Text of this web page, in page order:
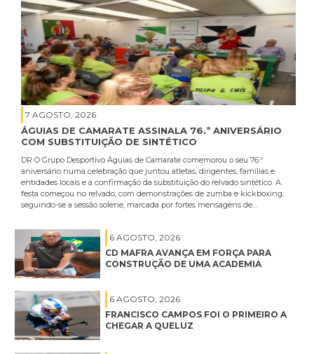
7 AGOSTO, 2026
ÁGUIAS DE CAMARATE ASSINALA 76.ª ANIVERSÁRIO
COM SUBSTITUIÇÃO DE SINTÉTICO
DR O Grupo Desportivo Águias de Camarate comemorou o seu 76.º
aniversário numa celebração que juntou atletas, dirigentes, famílias e
entidades locais e a confirmação da substituição do relvado sintético. A
festa começou no relvado, com demonstrações de zumba e kickboxing,
seguindo-se a sessão solene, marcada por fortes mensagens de…
6 AGOSTO, 2026
CD MAFRA AVANÇA EM FORÇA PARA
CONSTRUÇÃO DE UMA ACADEMIA
6 AGOSTO, 2026
FRANCISCO CAMPOS FOI O PRIMEIRO A
CHEGAR A QUELUZ